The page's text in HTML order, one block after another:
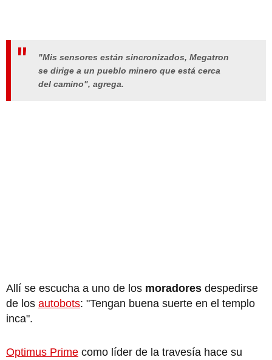
"Mis sensores están sincronizados, Megatron
se dirige a un pueblo minero que está cerca
del camino", agrega.
Allí se escucha a uno de los moradores despedirse
de los autobots: "Tengan buena suerte en el templo
inca".
Optimus Prime como líder de la travesía hace su